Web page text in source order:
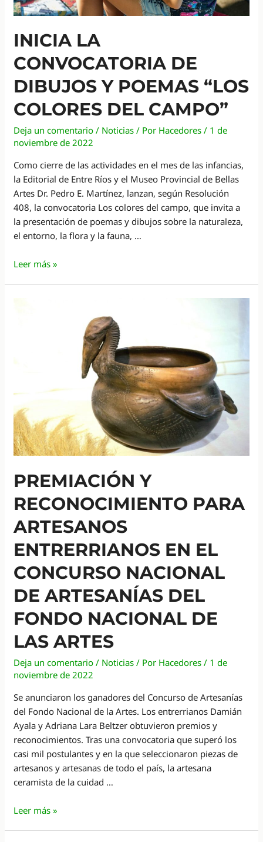
FICER
INICIA LA
CONVOCATORIA DE
DIBUJOS Y POEMAS “LOS
COLORES DEL CAMPO”
Deja un comentario / Noticias / Por Hacedores / 1 de
noviembre de 2022
Como cierre de las actividades en el mes de las infancias,
la Editorial de Entre Ríos y el Museo Provincial de Bellas
Artes Dr. Pedro E. Martínez, lanzan, según Resolución
408, la convocatoria Los colores del campo, que invita a
la presentación de poemas y dibujos sobre la naturaleza,
el entorno, la flora y la fauna, …
Inicia
“Los
del
campo”
Leer más »
PREMIACIÓN Y
RECONOCIMIENTO PARA
ARTESANOS
ENTRERRIANOS EN EL
CONCURSO NACIONAL
DE ARTESANÍAS DEL
FONDO NACIONAL DE
LAS ARTES
Deja un comentario / Noticias / Por Hacedores / 1 de
noviembre de 2022
Se anunciaron los ganadores del Concurso de Artesanías
del Fondo Nacional de la Artes. Los entrerrianos Damián
Ayala y Adriana Lara Beltzer obtuvieron premios y
reconocimientos. Tras una convocatoria que superó los
casi mil postulantes y en la que seleccionaron piezas de
artesanos y artesanas de todo el país, la artesana
ceramista de la cuidad …
Premiación
Leer más »